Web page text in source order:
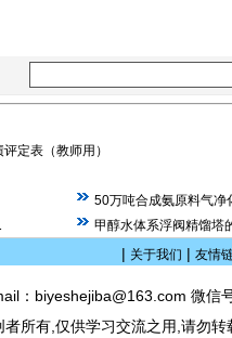
定表（教师用）
50万吨合成氨原料气净
甲醇水体系浮阀精馏塔
| 关于我们 | 友情
：biyeshejiba@163.com 微
者所有,仅供学习交流之用,请勿